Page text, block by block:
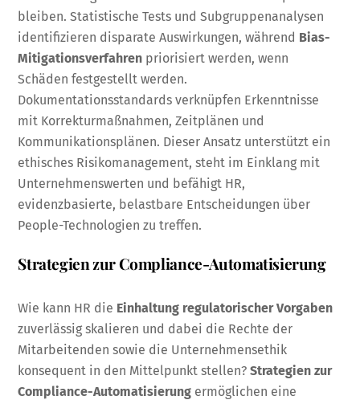
bleiben. Statistische Tests und Subgruppenanalysen
identifizieren disparate Auswirkungen, während Bias-
Mitigationsverfahren priorisiert werden, wenn
Schäden festgestellt werden.
Dokumentationsstandards verknüpfen Erkenntnisse
mit Korrekturmaßnahmen, Zeitplänen und
Kommunikationsplänen. Dieser Ansatz unterstützt ein
ethisches Risikomanagement, steht im Einklang mit
Unternehmenswerten und befähigt HR,
evidenzbasierte, belastbare Entscheidungen über
People-Technologien zu treffen.
Strategien zur Compliance-Automatisierung
Wie kann HR die Einhaltung regulatorischer Vorgaben
zuverlässig skalieren und dabei die Rechte der
Mitarbeitenden sowie die Unternehmensethik
konsequent in den Mittelpunkt stellen?Strategien zur
Compliance-Automatisierung ermöglichen eine